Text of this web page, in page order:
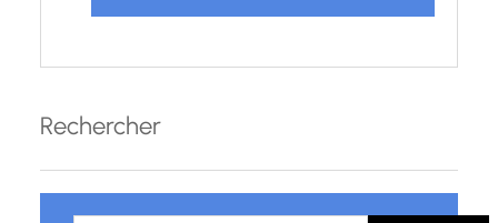
Rechercher